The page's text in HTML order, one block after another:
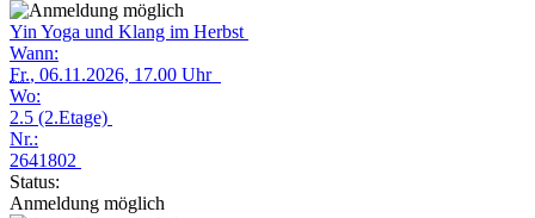
Yin Yoga und Klang im Herbst
Wann:
Fr., 06.11.2026, 17.00 Uhr
Wo:
2.5 (2.Etage)
Nr.:
2641802
Status:
Anmeldung möglich